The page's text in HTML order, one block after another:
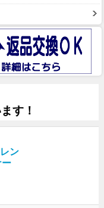
す！
ン
ー